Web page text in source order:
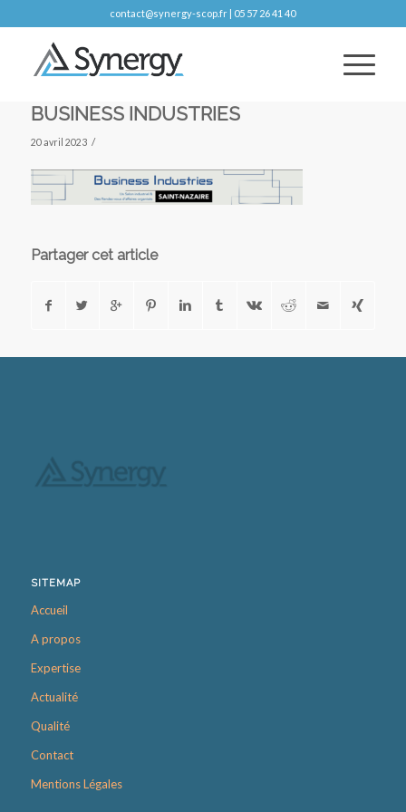
contact@synergy-scop.fr | 05 57 26 41 40
BUSINESS INDUSTRIES
20 avril 2023 /
Partager cet article
SITEMAP
Accueil
A propos
Expertise
Actualité
Qualité
Contact
Mentions Légales